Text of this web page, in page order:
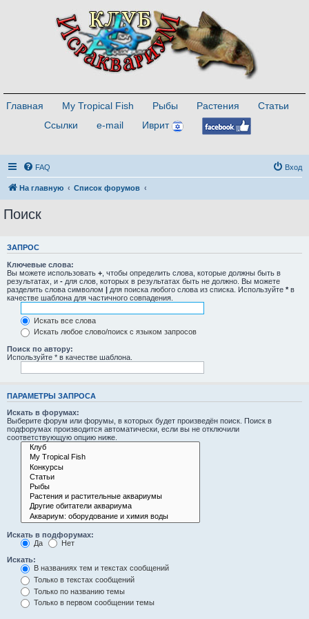
Главная My Tropical Fish Рыбы Растения
Статьи
Ссылки
e-mail Иврит
FAQ Вход
На главную Список форумов
Поиск
ЗАПРОС
Ключевые слова:
Вы можете использовать + , чтобы определить слова, которые должны быть в
результатах, и - для слов, которых в результатах быть не должно. Вы можете
разделить слова символом | для поиска любого слова из списка. Используйте * в
качестве шаблона для частичного совпадения.
Искать все слова
Искать любое слово/поиск с языком запросов
Поиск по автору:
Используйте * в качестве шаблона.
ПАРАМЕТРЫ ЗАПРОСА
Искать в форумах:
Выберите форум или форумы, в которых будет произведён поиск. Поиск в
подфорумах производится автоматически, если вы не отключили
соответствующую опцию ниже.
Искать в подфорумах:
Да
Нет
Искать:
В названиях тем и текстах сообщений
Только в текстах сообщений
Только по названию темы
Только в первом сообщении темы